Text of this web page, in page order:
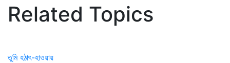
Related Topics
তুমি হঠাৎ-হাওয়ায়